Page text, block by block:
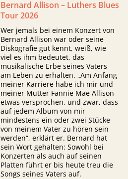
Bernard Allison – Luthers Blues
Tour 2026
Wer jemals bei einem Konzert von
Bernard Allison war oder seine
Diskografie gut kennt, weiß, wie
viel es ihm bedeutet, das
musikalische Erbe seines Vaters
am Leben zu erhalten. „Am Anfang
meiner Karriere habe ich mir und
meiner Mutter Fannie Mae Allison
etwas versprochen, und zwar, dass
auf jedem Album von mir
mindestens ein oder zwei Stücke
von meinem Vater zu hören sein
werden“, erklärt er. Bernard hat
sein Wort gehalten: Sowohl bei
Konzerten als auch auf seinen
Platten führt er bis heute treu die
Songs seines Vaters auf.